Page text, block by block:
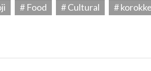
# Food # Cultural # korokke